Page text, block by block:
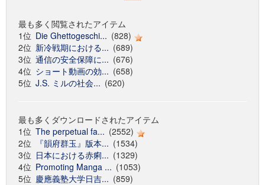
最も多く閲覧されたアイテム
1位 Die Ghettogeschi... (828)
2位 新冷戦期における... (689)
3位 通信の安全保障に... (676)
4位 ショート動画の効... (658)
5位 J.S. ミルの社会... (620)
最も多くダウンロードされたアイテム
1位 The perpetual fa... (2552)
2位
『韻府群玉』版本... (1534)
3位 日本における赤痢... (1329)
4位 Promoting Manga ... (1053)
5位 慶應義塾大学日吉... (859)